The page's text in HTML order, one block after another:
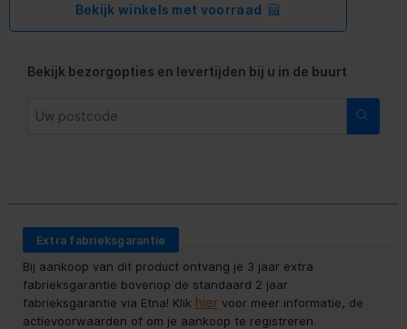
Bekijk winkels met voorraad
Bekijk bezorgopties en levertijden bij u in de buurt
Extra fabrieksgarantie
Bij aankoop van dit product ontvang je 3 jaar extra
fabrieksgarantie bovenop de standaard 2 jaar
fabrieksgarantie via Etna! Klik hier voor meer informatie, de
actievoorwaarden of om je aankoop te registreren.